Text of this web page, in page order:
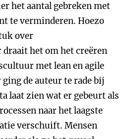
het aantal gebreken met
te verminderen. Hoezo
over
het om het creëren
met lean en agile
de auteur te rade bij
laat zien wat er gebeurt als
naar het laagste
verschuift. Mensen